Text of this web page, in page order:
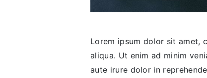
Lorem ipsum dolor sit amet,
aliqua. Ut enim ad minim
aute irure dolor in